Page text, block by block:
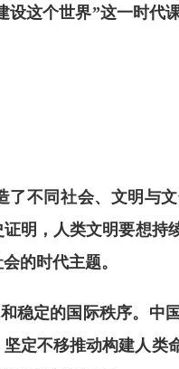
设这个世界”这一时代
不同社会、文明与
明， 人类文明要想持
的时代主题。
稳定的国际秩序。中
定不移推动构建人类